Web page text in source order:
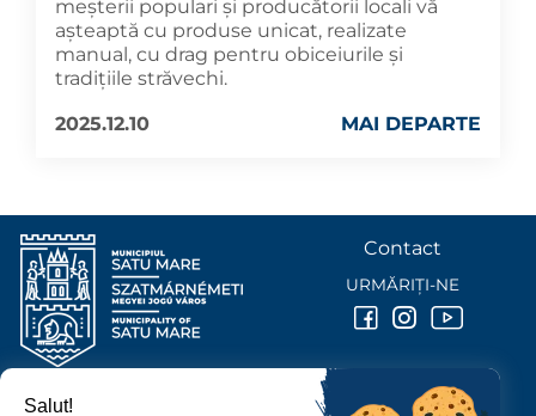
meșterii populari și producătorii locali vă
așteaptă cu produse unicat, realizate
manual, cu drag pentru obiceiurile și
tradițiile străvechi.
2025.12.10
MAI DEPARTE
PRIMĂRIA MUNICIPIULUI
Contact
URMĂRIȚI-NE
Salut!